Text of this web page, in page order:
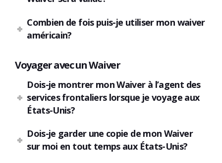
Combien de fois puis-je utiliser mon waiver
américain?
Voyager avec un Waiver
Dois-je montrer mon Waiver à l’agent des
services frontaliers lorsque je voyage aux
États-Unis?
Dois-je garder une copie de mon Waiver
sur moi en tout temps aux États-Unis?